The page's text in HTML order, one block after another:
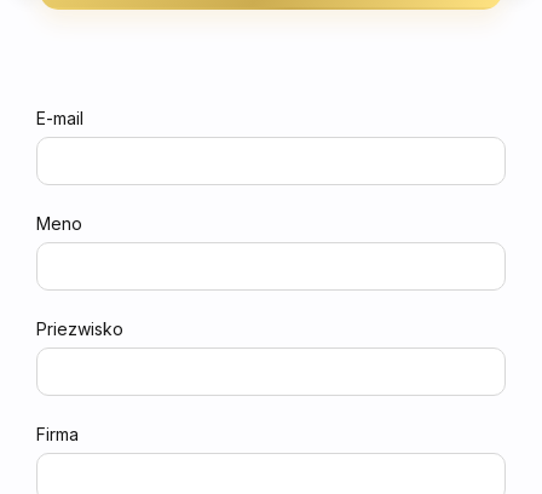
E-mail
Meno
Priezwisko
Firma